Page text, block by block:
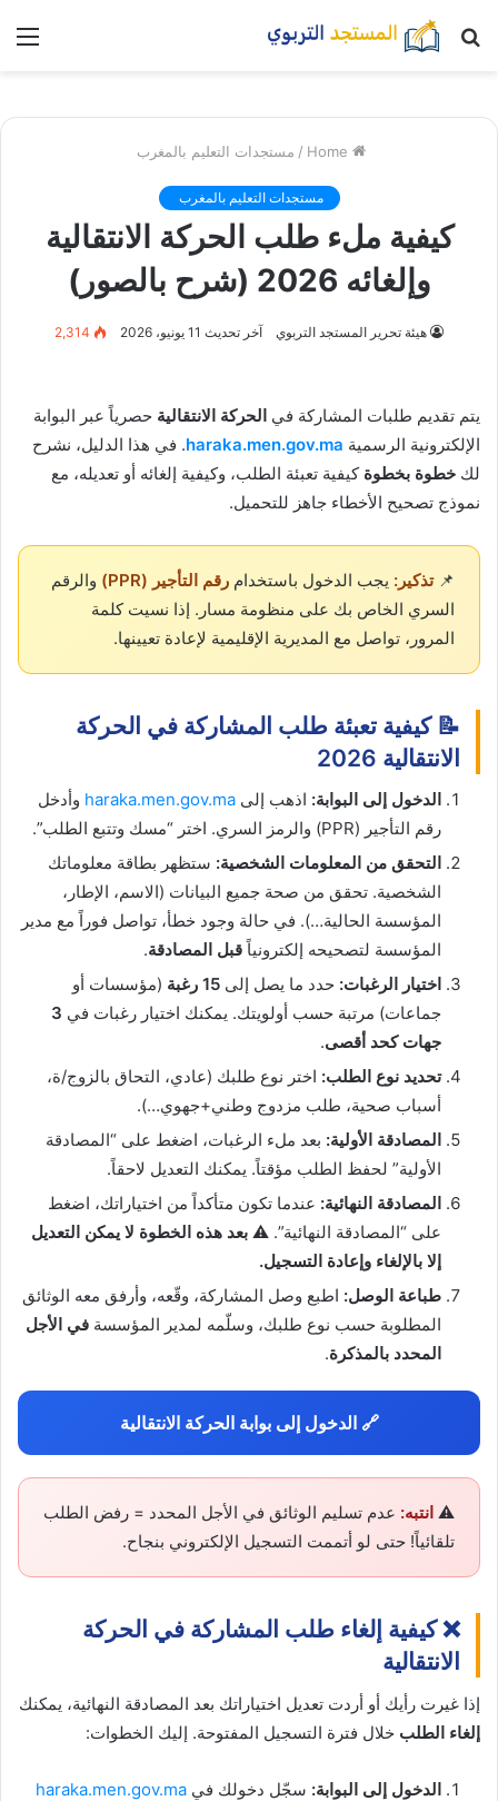
بحث
/ مستجدات التعليم بالمغرب
مستجدات التعليم بالمغرب
كيفية ملء طلب الحركة الانتقالية
وإلغائه 2026 (شرح بالصور)
هيئة تحرير المستجد التربوي آخر تحديث 11 يونيو، 2026 2,314
يتم تقديم طلبات المشاركة في الحركة الانتقالية حصرياً عبر البوابة
الإلكترونية الرسمية haraka.men.gov.ma. في هذا الدليل، نشرح
لك خطوة بخطوة كيفية تعبئة الطلب، وكيفية إلغائه أو تعديله، مع
نموذج تصحيح الأخطاء جاهز للتحميل.
📌تذكير: يجب الدخول باستخدام رقم التأجير (PPR)
والرقم
السري الخاص بك على منظومة مسار. إذا نسيت كلمة
المرور، تواصل مع المديرية الإقليمية لإعادة تعيينها.
📝 كيفية تعبئة طلب المشاركة في الحركة
الانتقالية 2026
الدخول إلى البوابة: اذهب إلى haraka.men.gov.ma وأدخل
رقم التأجير (PPR) والرمز السري. اختر “مسك وتتبع الطلب”.
التحقق من المعلومات الشخصية: ستظهر بطاقة معلوماتك
الشخصية. تحقق من صحة جميع البيانات (الاسم، الإطار،
المؤسسة الحالية…). في حالة وجود خطأ، تواصل فوراً مع مدير
المؤسسة لتصحيحه إلكترونياً قبل المصادقة.
اختيار الرغبات: حدد ما يصل إلى 15 رغبة
(مؤسسات أو
جماعات) مرتبة حسب أولويتك. يمكنك اختيار رغبات في 3
جهات كحد أقصى.
تحديد نوع الطلب: اختر نوع طلبك (عادي، التحاق بالزوج/ة،
أسباب صحية، طلب مزدوج وطني+جهوي…).
المصادقة الأولية: بعد ملء الرغبات، اضغط على “المصادقة
الأولية” لحفظ الطلب مؤقتاً. يمكنك التعديل لاحقاً.
المصادقة النهائية: عندما تكون متأكداً من اختياراتك، اضغط
على “المصادقة النهائية”. ⚠️ بعد هذه الخطوة لا يمكن التعديل
إلا بالإلغاء وإعادة التسجيل.
طباعة الوصل: اطبع وصل المشاركة، وقّعه، وأرفق معه الوثائق
المطلوبة حسب نوع طلبك، وسلّمه لمدير المؤسسة في الأجل
المحدد بالمذكرة.
🔗 الدخول إلى بوابة الحركة الانتقالية
⚠️ انتبه: عدم تسليم الوثائق في الأجل المحدد = رفض الطلب
تلقائياً! حتى لو أتممت التسجيل الإلكتروني بنجاح.
❌ كيفية إلغاء طلب المشاركة في الحركة
الانتقالية
إذا غيرت رأيك أو أردت تعديل اختياراتك بعد المصادقة النهائية، يمكنك
إلغاء الطلب خلال فترة التسجيل المفتوحة. إليك الخطوات:
الدخول إلى البوابة: سجّل دخولك في haraka.men.gov.ma